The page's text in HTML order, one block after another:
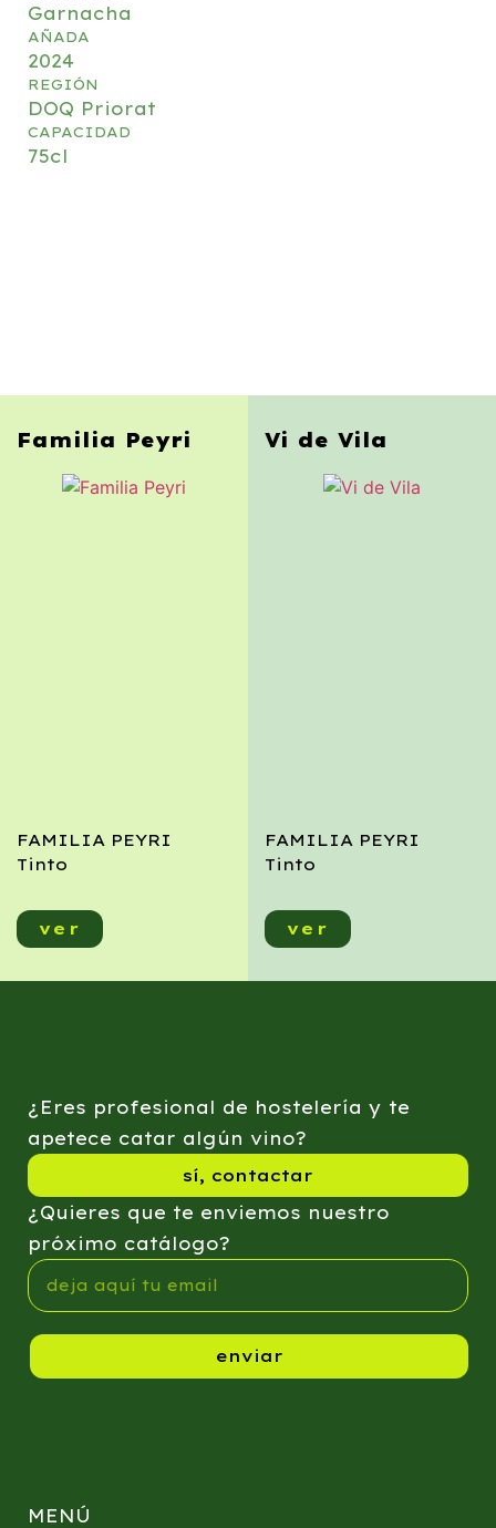
Garnacha
AÑADA
2024
REGIÓN
DOQ Priorat
CAPACIDAD
75cl
Familia Peyri
FAMILIA PEYRI
Tinto
ver
Vi de Vila
FAMILIA PEYRI
Tinto
ver
¿Eres profesional de hostelería y te
apetece catar algún vino?
sí, contactar
¿Quieres que te enviemos nuestro
próximo catálogo?
enviar
MENÚ